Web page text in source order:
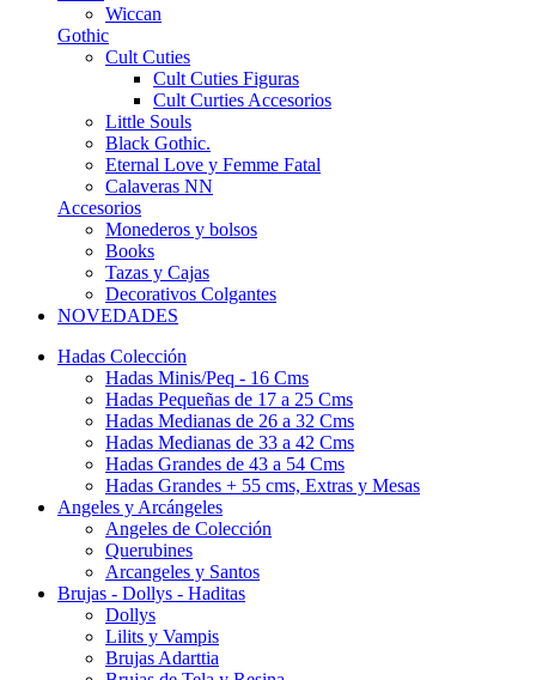
Wiccan
Gothic
Cult Cuties
Cult Cuties Figuras
Cult Curties Accesorios
Little Souls
Black Gothic.
Eternal Love y Femme Fatal
Calaveras NN
Accesorios
Monederos y bolsos
Books
Tazas y Cajas
Decorativos Colgantes
NOVEDADES
Hadas Colección
Hadas Minis/Peq - 16 Cms
Hadas Pequeñas de 17 a 25 Cms
Hadas Medianas de 26 a 32 Cms
Hadas Medianas de 33 a 42 Cms
Hadas Grandes de 43 a 54 Cms
Hadas Grandes + 55 cms, Extras y Mesas
Angeles y Arcángeles
Angeles de Colección
Querubines
Arcangeles y Santos
Brujas - Dollys - Haditas
Dollys
Lilits y Vampis
Brujas Adarttia